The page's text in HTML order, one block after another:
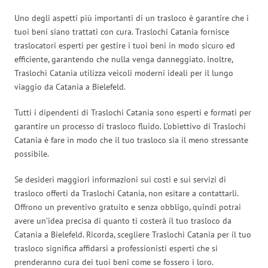
Uno degli aspetti più importanti di un trasloco è garantire che i
tuoi beni siano trattati con cura. Traslochi Catania fornisce
traslocatori esperti per gestire i tuoi beni in modo sicuro ed
efficiente, garantendo che nulla venga danneggiato. Inoltre,
Traslochi Catania utilizza veicoli moderni ideali per il lungo
viaggio da Catania a Bielefeld.
Tutti i dipendenti di Traslochi Catania sono esperti e formati per
garantire un processo di trasloco fluido. L’obiettivo di Traslochi
Catania è fare in modo che il tuo trasloco sia il meno stressante
possibile.
Se desideri maggiori informazioni sui costi e sui servizi di
trasloco offerti da Traslochi Catania, non esitare a contattarli.
Offrono un preventivo gratuito e senza obbligo, quindi potrai
avere un’idea precisa di quanto ti costerà il tuo trasloco da
Catania a Bielefeld. Ricorda, scegliere Traslochi Catania per il tuo
trasloco significa affidarsi a professionisti esperti che si
prenderanno cura dei tuoi beni come se fossero i loro.